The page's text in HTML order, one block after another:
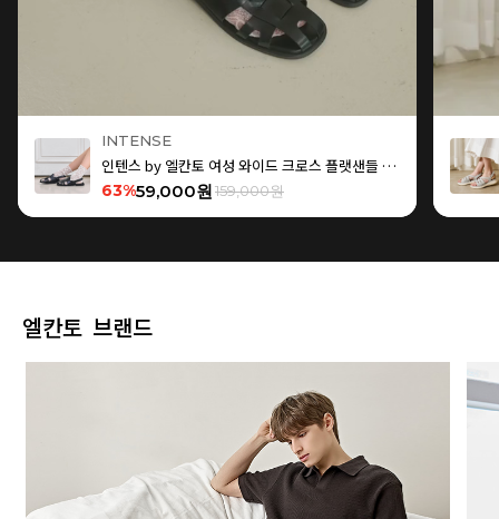
INTENSE
인텐스 by 엘칸토 여성 와이드 크로스 플랫샌들 1.5cm LCWW15I626
63%59,000원 159,000원
엘칸토 브랜드